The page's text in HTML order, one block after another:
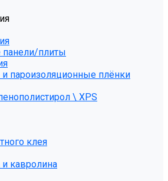
панели/плиты
пароизоляционные плёнки
\ XPS
клея
кавролина